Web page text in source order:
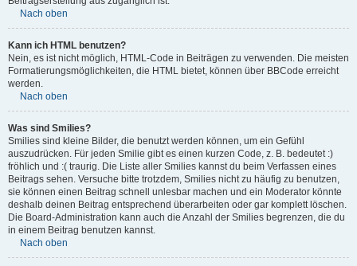
Nach oben
Kann ich HTML benutzen?
Nein, es ist nicht möglich, HTML-Code in Beiträgen zu verwenden. Die meisten
Formatierungsmöglichkeiten, die HTML bietet, können über BBCode erreicht
werden.
Nach oben
Was sind Smilies?
Smilies sind kleine Bilder, die benutzt werden können, um ein Gefühl
auszudrücken. Für jeden Smilie gibt es einen kurzen Code, z. B. bedeutet :)
fröhlich und :( traurig. Die Liste aller Smilies kannst du beim Verfassen eines
Beitrags sehen. Versuche bitte trotzdem, Smilies nicht zu häufig zu benutzen,
sie können einen Beitrag schnell unlesbar machen und ein Moderator könnte
deshalb deinen Beitrag entsprechend überarbeiten oder gar komplett löschen.
Die Board-Administration kann auch die Anzahl der Smilies begrenzen, die du
in einem Beitrag benutzen kannst.
Nach oben